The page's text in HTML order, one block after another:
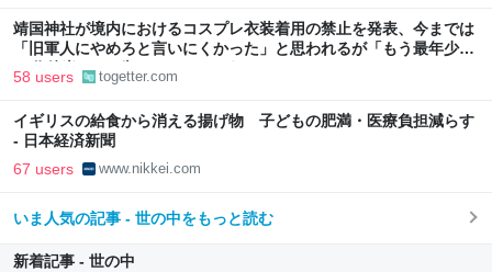
靖国神社が境内におけるコスプレ衣装着用の禁止を発表、今までは
「旧軍人にやめろと言いにくかった」と思われるが「もう最年少で
90代後半や100歳オーバーだろうしなぁ」
58 users togetter.com
イギリスの給食から消える揚げ物 子どもの肥満・医療負担減らす
- 日本経済新聞
67 users www.nikkei.com
いま人気の記事 - 世の中をもっと読む
新着記事 - 世の中